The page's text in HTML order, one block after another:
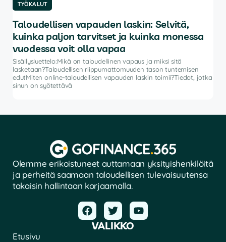
TYÖKALUT
Taloudellisen vapauden laskin: Selvitä,
kuinka paljon tarvitset ja kuinka monessa
vuodessa voit olla vapaa
Sisällysluettelo:Mikä on taloudellinen vapaus ja miksi sitä
lasketaan?Taloudellisen riippumattomuuden tason tuntemisen
edutMiten online-taloudellisen vapauden laskin toimii?Tiedot, jotka
sinun on syötettävä
Olemme erikoistuneet auttamaan yksityishenkilöitä
ja perheitä saamaan taloudellisen tulevaisuutensa
takaisin hallintaan korjaamalla.
VALIKKO
Etusivu